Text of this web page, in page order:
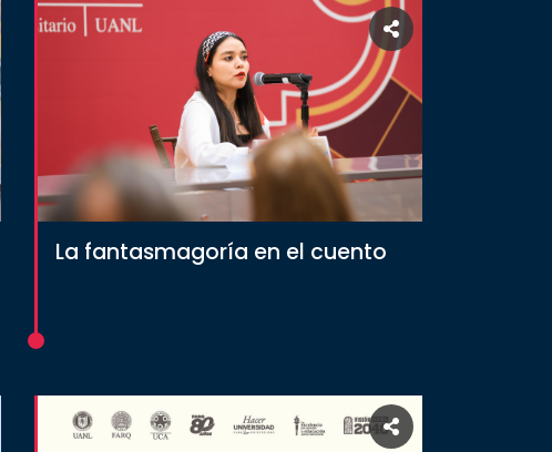
La fantasmagoría en el cuento